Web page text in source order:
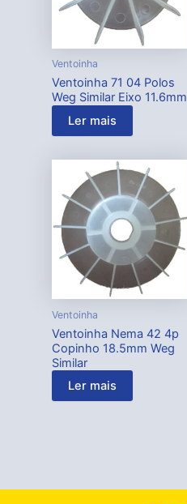
Ventoinha
Ventoinha 71 04 Polos
Weg Similar Eixo 11.6mm
Ler mais
Ventoinha
Ventoinha Nema 42 4p
Copinho 18.5mm Weg
Similar
Ler mais